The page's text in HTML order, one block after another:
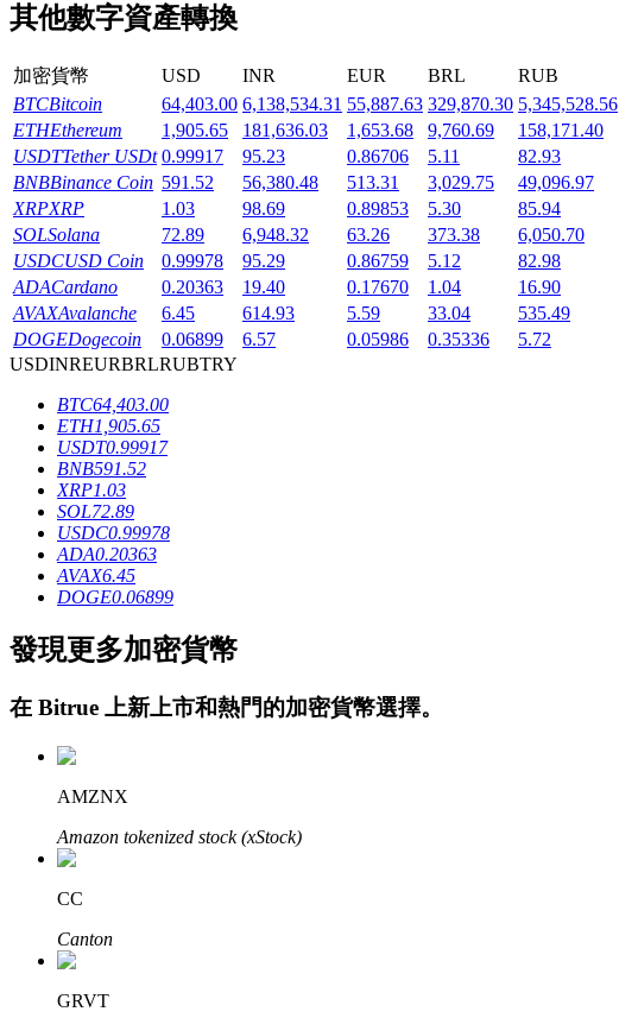
機槍池
一鍵質押鎖定高收益
Launchpool
活期質押獲得熱門資產
鎖倉BTR
輕鬆獲得多重福利
借貸寶
借貸數字貨幣，及時且安全的服務
其他數字資產轉換
加密貨幣 USD INR EUR BRL RUB
BTCBitcoin 64,403.00 6,138,534.31 55,887.63 329,870.30 5,345,528.56
ETHEthereum 1,905.65 181,636.03 1,653.68 9,760.69 158,171.40
USDTTether USDt 0.99917 95.23 0.86706 5.11 82.93
BNBBinance Coin 591.52 56,380.48 513.31 3,029.75 49,096.97
XRPXRP 1.03 98.69 0.89853 5.30 85.94
SOLSolana 72.89 6,948.32 63.26 373.38 6,050.70
USDCUSD Coin 0.99978 95.29 0.86759 5.12 82.98
ADACardano 0.20363 19.40 0.17670 1.04 16.90
AVAXAvalanche 6.45 614.93 5.59 33.04 535.49
DOGEDogecoin 0.06899 6.57 0.05986 0.35336 5.72
USDINREURBRLRUBTRY
BTC64,403.00
ETH1,905.65
USDT0.99917
BNB591.52
XRP1.03
SOL72.89
USDC0.99978
ADA0.20363
AVAX6.45
DOGE0.06899
發現更多加密貨幣
在 Bitrue 上新上市和熱門的加密貨幣選擇。
AMZNX
Amazon tokenized stock (xStock)
CC
Canton
GRVT